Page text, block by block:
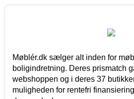
Møblér.dk sælger alt inden for
boligindretning. Deres prismatch
webshoppen og i deres 37
muligheden for rentefri